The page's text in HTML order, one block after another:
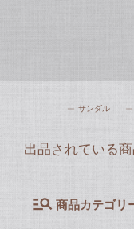
サンダル
出品されている商
商品カテゴリ